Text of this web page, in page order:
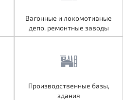
Вагонные и локомотивные
Производственные базы,
Вагонные и локомотивные
депо, ремонтные заводы
Производственные базы,
здания